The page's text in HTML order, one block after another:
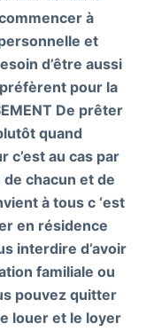
à
et
d’être aussi
pour la
De prêter
quand
c’est au cas par
chacun et de
à tous c ‘est
en résidence
interdire d’avoir
familiale ou
pouvez quitter
louer et le loyer